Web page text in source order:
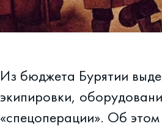
Из бюджета Бурятии
экипировки,
«спецоперации». Об